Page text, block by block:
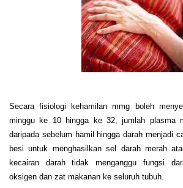
Secara fisiologi kehamilan mmg boleh
minggu ke 10 hingga ke 32, jumlah plasma
daripada sebelum hamil hingga darah menjadi
besi untuk menghasilkan sel darah merah
kecairan darah tidak menganggu fungsi
oksigen dan zat makanan ke seluruh tubuh.